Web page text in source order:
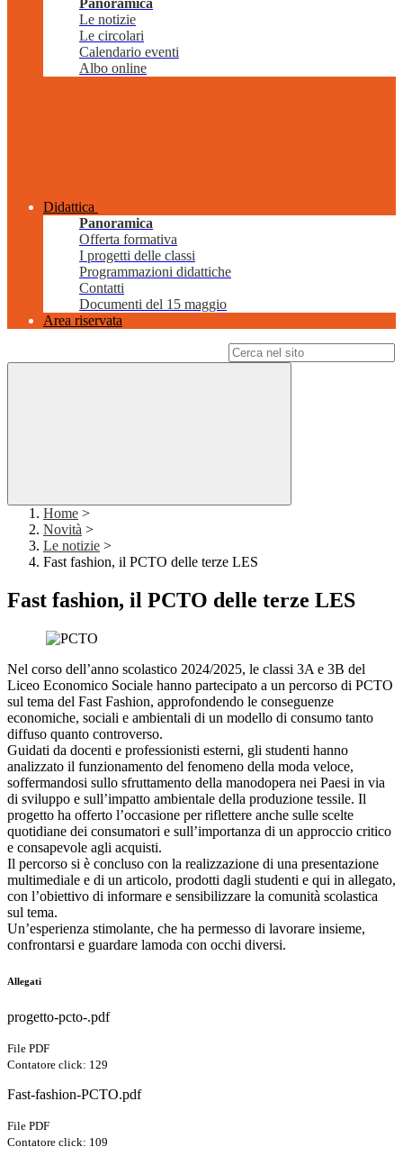
Panoramica
Le notizie
Le circolari
Calendario eventi
Albo online
Didattica
Panoramica
Offerta formativa
I progetti delle classi
Programmazioni didattiche
Contatti
Documenti del 15 maggio
Area riservata
Home >
Novità >
Le notizie >
Fast fashion, il PCTO delle terze LES
Fast fashion, il PCTO delle terze LES
Nel corso dell’anno scolastico 2024/2025, le classi 3A e 3B del
Liceo Economico Sociale hanno partecipato a un percorso di PCTO
sul tema del Fast Fashion, approfondendo le conseguenze
economiche, sociali e ambientali di un modello di consumo tanto
diffuso quanto controverso.
Guidati da docenti e professionisti esterni, gli studenti hanno
analizzato il funzionamento del fenomeno della moda veloce,
soffermandosi sullo sfruttamento della manodopera nei Paesi in via
di sviluppo e sull’impatto ambientale della produzione tessile. Il
progetto ha offerto l’occasione per riflettere anche sulle scelte
quotidiane dei consumatori e sull’importanza di un approccio critico
e consapevole agli acquisti.
Il percorso si è concluso con la realizzazione di una presentazione
multimediale e di un articolo, prodotti dagli studenti e qui in allegato,
con l’obiettivo di informare e sensibilizzare la comunità scolastica
sul tema.
Un’esperienza stimolante, che ha permesso di lavorare insieme,
confrontarsi e guardare lamoda con occhi diversi.
Allegati
progetto-pcto-.pdf
File PDF
Contatore click: 129
Fast-fashion-PCTO.pdf
File PDF
Contatore click: 109